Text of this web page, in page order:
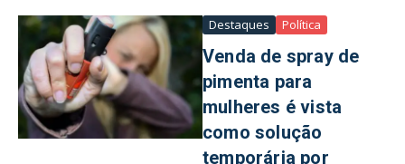
Destaques Política
Venda de spray de
pimenta para
mulheres é vista
como solução
temporária por